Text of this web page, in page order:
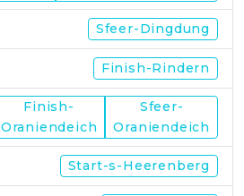
Sfeer-Dingdung
Finish-Rindern
Finish-
Oraniendeich
Sfeer-
Oraniendeich
Start-s-Heerenberg